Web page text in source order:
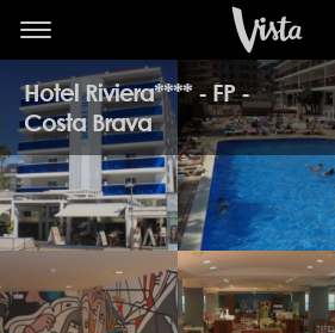
Hotel Riviera**** - FP -
Costa Brava